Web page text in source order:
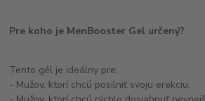
Pre koho je MenBooster Gel určený?
Tento gél je ideálny pre:
- Mužov, ktorí chcú posilniť svoju erekciu.